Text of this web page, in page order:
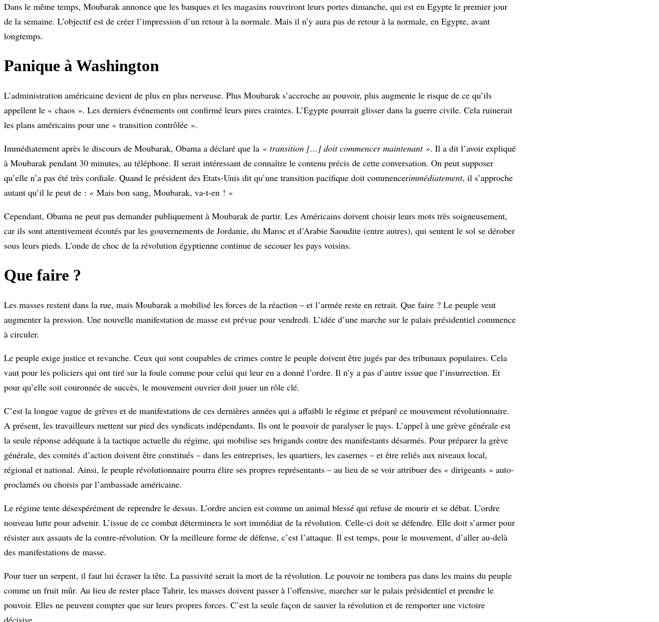
Dans le même temps, Moubarak annonce que les banques et les magasins rouvriront leurs portes dimanche, qui est en Egypte le premier jour
de la semaine. L’objectif est de créer l’impression d’un retour à la normale. Mais il n’y aura pas de retour à la normale, en Egypte, avant
longtemps.
Panique à Washington
L’administration américaine devient de plus en plus nerveuse. Plus Moubarak s’accroche au pouvoir, plus augmente le risque de ce qu’ils
appellent le « chaos ». Les derniers événements ont confirmé leurs pires craintes. L’Egypte pourrait glisser dans la guerre civile. Cela ruinerait
les plans américains pour une « transition contrôlée ».
Immédiatement après le discours de Moubarak, Obama a déclaré que la « transition […] doit commencer maintenant ». Il a dit l’avoir expliqué
à Moubarak pendant 30 minutes, au téléphone. Il serait intéressant de connaître le contenu précis de cette conversation. On peut supposer
qu’elle n’a pas été très cordiale. Quand le président des Etats-Unis dit qu’une transition pacifique doit commencerimmédiatement, il s’approche
autant qu’il le peut de : « Mais bon sang, Moubarak, va-t-en ! »
Cependant, Obama ne peut pas demander publiquement à Moubarak de partir. Les Américains doivent choisir leurs mots très soigneusement,
car ils sont attentivement écoutés par les gouvernements de Jordanie, du Maroc et d’Arabie Saoudite (entre autres), qui sentent le sol se dérober
sous leurs pieds. L’onde de choc de la révolution égyptienne continue de secouer les pays voisins.
Que faire ?
Les masses restent dans la rue, mais Moubarak a mobilisé les forces de la réaction – et l’armée reste en retrait. Que faire ? Le peuple veut
augmenter la pression. Une nouvelle manifestation de masse est prévue pour vendredi. L’idée d’une marche sur le palais présidentiel commence
à circuler.
Le peuple exige justice et revanche. Ceux qui sont coupables de crimes contre le peuple doivent être jugés par des tribunaux populaires. Cela
vaut pour les policiers qui ont tiré sur la foule comme pour celui qui leur en a donné l’ordre. Il n’y a pas d’autre issue que l’insurrection. Et
pour qu’elle soit couronnée de succès, le mouvement ouvrier doit jouer un rôle clé.
C’est la longue vague de grèves et de manifestations de ces dernières années qui a affaibli le régime et préparé ce mouvement révolutionnaire.
A présent, les travailleurs mettent sur pied des syndicats indépendants. Ils ont le pouvoir de paralyser le pays. L’appel à une grève générale est
la seule réponse adéquate à la tactique actuelle du régime, qui mobilise ses brigands contre des manifestants désarmés. Pour préparer la grève
générale, des comités d’action doivent être constitués – dans les entreprises, les quartiers, les casernes – et être reliés aux niveaux local,
régional et national. Ainsi, le peuple révolutionnaire pourra élire ses propres représentants – au lieu de se voir attribuer des « dirigeants » auto-
proclamés ou choisis par l’ambassade américaine.
Le régime tente désespérément de reprendre le dessus. L’ordre ancien est comme un animal blessé qui refuse de mourir et se débat. L’ordre
nouveau lutte pour advenir. L’issue de ce combat déterminera le sort immédiat de la révolution. Celle-ci doit se défendre. Elle doit s’armer pour
résister aux assauts de la contre-révolution. Or la meilleure forme de défense, c’est l’attaque. Il est temps, pour le mouvement, d’aller au-delà
des manifestations de masse.
Pour tuer un serpent, il faut lui écraser la tête. La passivité serait la mort de la révolution. Le pouvoir ne tombera pas dans les mains du peuple
comme un fruit mûr. Au lieu de rester place Tahrir, les masses doivent passer à l’offensive, marcher sur le palais présidentiel et prendre le
pouvoir. Elles ne peuvent compter que sur leurs propres forces. C’est la seule façon de sauver la révolution et de remporter une victoire
décisive.